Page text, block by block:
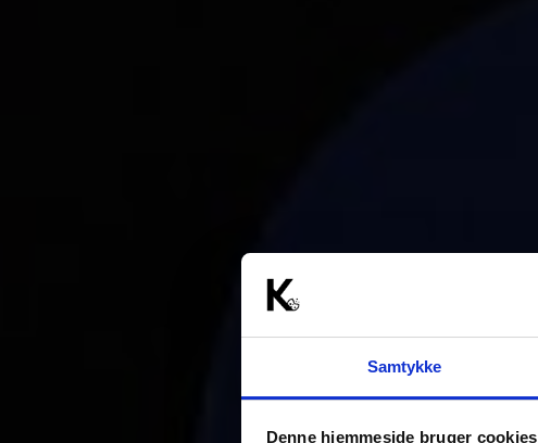
Samtykke
Denne hjemmeside bruger cookies